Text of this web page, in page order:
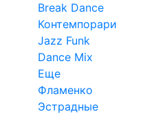
Break Dance
Контемпорари
Jazz Funk
Dance Mix
Еще
Фламенко
Эстрадные